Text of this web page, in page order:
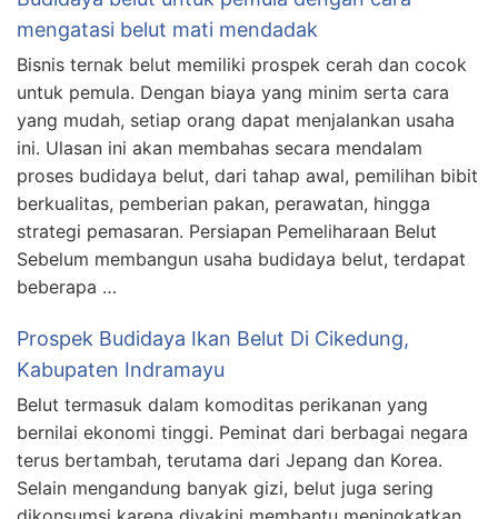
mengatasi belut mati mendadak
Bisnis ternak belut memiliki prospek cerah dan cocok
untuk pemula. Dengan biaya yang minim serta cara
yang mudah, setiap orang dapat menjalankan usaha
ini. Ulasan ini akan membahas secara mendalam
proses budidaya belut, dari tahap awal, pemilihan bibit
berkualitas, pemberian pakan, perawatan, hingga
strategi pemasaran. Persiapan Pemeliharaan Belut
Sebelum membangun usaha budidaya belut, terdapat
beberapa …
Prospek Budidaya Ikan Belut Di Cikedung,
Kabupaten Indramayu
Belut termasuk dalam komoditas perikanan yang
bernilai ekonomi tinggi. Peminat dari berbagai negara
terus bertambah, terutama dari Jepang dan Korea.
Selain mengandung banyak gizi, belut juga sering